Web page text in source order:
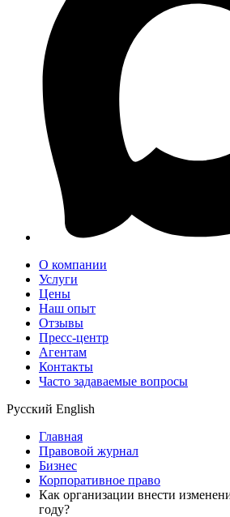
О компании
Услуги
Цены
Наш опыт
Отзывы
Пресс-центр
Агентам
Контакты
Часто задаваемые вопросы
Русский English
Главная
Правовой журнал
Бизнес
Корпоративное право
Как организации внести
году?